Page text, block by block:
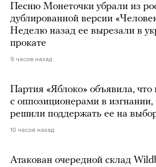
Песню Монеточки убрали из
дублированной версии
Неделю назад ее вырезали в
прокате
9 часов назад
Партия «Яблоко» объявила, что
с оппозиционерами в изгнании,
решили поддержать ее на
10 часов назад
Атакован очередной склад